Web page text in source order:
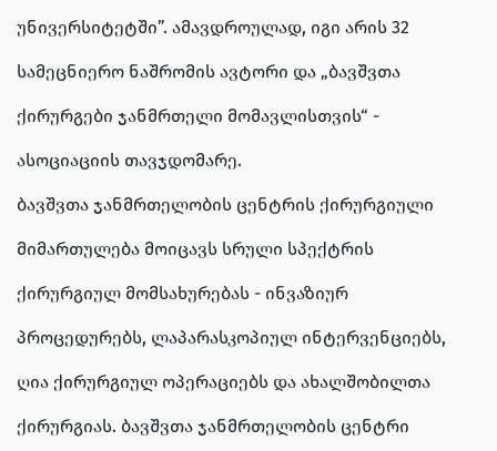
უნივერსიტეტში”. ამავდროულად, იგი არის 32
სამეცნიერო ნაშრომის ავტორი და „ბავშვთა
ქირურგები ჯანმრთელი მომავლისთვის“ -
ასოციაციის თავჯდომარე.
ბავშვთა ჯანმრთელობის ცენტრის ქირურგიული
მიმართულება მოიცავს სრული სპექტრის
ქირურგიულ მომსახურებას - ინვაზიურ
პროცედურებს, ლაპარასკოპიულ ინტერვენციებს,
ღია ქირურგიულ ოპერაციებს და ახალშობილთა
ქირურგიას. ბავშვთა ჯანმრთელობის ცენტრი